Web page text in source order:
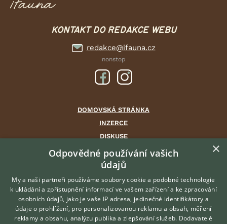
KONTAKT DO REDAKCE WEBU
redakce@ifauna.cz
nonstop
DOMOVSKÁ STRÁNKA
INZERCE
DISKUSE
ČLÁNKY
CHOVATELSKÉ STANICE
ATLAS
VÝBĚR VHODNÉHO PLEMENE
O nás
×
Odpovědné používání vašich
údajů
My a naši partneři používáme soubory cookie a podobné technologie
k ukládání a zpřístupnění informací ve vašem zařízení a ke zpracování
osobních údajů, jako je vaše IP adresa, jedinečné identifikátory a
údaje o prohlížení, pro personalizovanou reklamu a obsah, měření
reklamy a obsahu, analýzu publika a zlepšování služeb. Dodavatelé